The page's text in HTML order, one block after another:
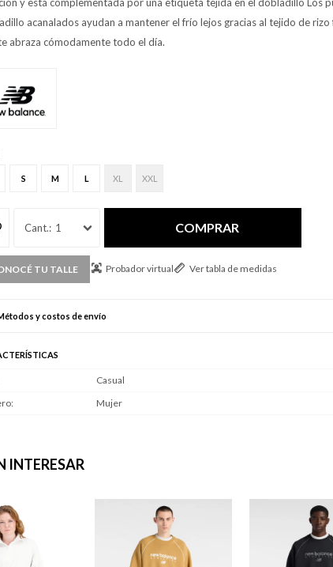
acanalados ayudan a mantener el frío lejos gracias al tejido de rizo
abraza cómodamente todo el día.
S M L XL XXL
1 COMPRAR
TU TALLE Probador virtual Ver tabla de medidas
y costos de envío
Casual
Mujer
INTERESAR